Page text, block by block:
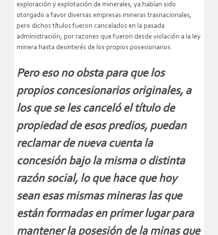
exploración y explotación de minerales, ya habían sido
otorgado a favor diversas empresas mineras trasnacionales,
pero dichos títulos fueron cancelados en la pasada
administración, por razones que fueron desde violación a la ley
minera hasta desinterés de los propios posesionarios.
Pero eso no obsta para que los
propios concesionarios originales, a
los que se les canceló el título de
propiedad de esos predios, puedan
reclamar de nueva cuenta la
concesión bajo la misma o distinta
razón social, lo que hace que hoy
sean esas mismas mineras las que
están formadas en primer lugar para
mantener la posesión de la minas que